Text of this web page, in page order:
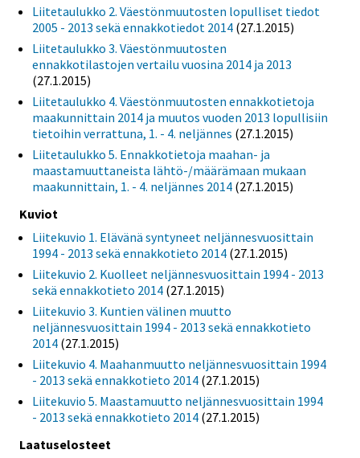
Liitetaulukko 2. Väestönmuutosten lopulliset tiedot
2005 - 2013 sekä ennakkotiedot 2014 (27.1.2015)
Liitetaulukko 3. Väestönmuutosten
ennakkotilastojen vertailu vuosina 2014 ja 2013
(27.1.2015)
Liitetaulukko 4. Väestönmuutosten ennakkotietoja
maakunnittain 2014 ja muutos vuoden 2013 lopullisiin
tietoihin verrattuna, 1. - 4. neljännes (27.1.2015)
Liitetaulukko 5. Ennakkotietoja maahan- ja
maastamuuttaneista lähtö-/määrämaan mukaan
maakunnittain, 1. - 4. neljännes 2014 (27.1.2015)
Kuviot
Liitekuvio 1. Elävänä syntyneet neljännesvuosittain
1994 - 2013 sekä ennakkotieto 2014 (27.1.2015)
Liitekuvio 2. Kuolleet neljännesvuosittain 1994 - 2013
sekä ennakkotieto 2014 (27.1.2015)
Liitekuvio 3. Kuntien välinen muutto
neljännesvuosittain 1994 - 2013 sekä ennakkotieto
2014 (27.1.2015)
Liitekuvio 4. Maahanmuutto neljännesvuosittain 1994
- 2013 sekä ennakkotieto 2014 (27.1.2015)
Liitekuvio 5. Maastamuutto neljännesvuosittain 1994
- 2013 sekä ennakkotieto 2014 (27.1.2015)
Laatuselosteet